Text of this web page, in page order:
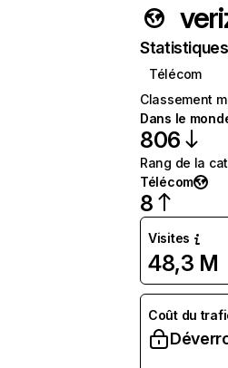
Télécom
Classement
Dans le
806
Rang de la
Télécom
8
Visites
48,3 M
Coût du